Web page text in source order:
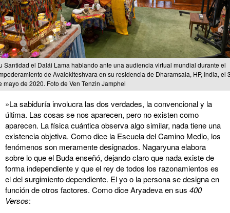
Santidad el Dalái Lama hablando ante una audiencia virtual mundial durante el
de Avalokiteshvara en su residencia de Dharamsala, HP, India, el
mayo de 2020. Foto de Ven Tenzin Jamphel
»La sabiduría involucra las dos verdades, la convencional y la
última. Las cosas se nos aparecen, pero no existen como
aparecen. La física cuántica observa algo similar, nada tiene una
existencia objetiva. Como dice la Escuela del Camino Medio, los
fenómenos son meramente designados. Nagaryuna elabora
sobre lo que el Buda enseñó, dejando claro que nada existe de
forma independiente y que el rey de todos los razonamientos es
el del surgimiento dependiente. El yo o la persona se designa en
función de otros factores. Como dice Aryadeva en sus 400
Versos: